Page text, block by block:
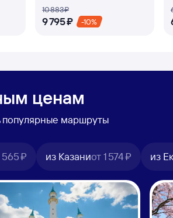
10 ⁠883 ⁠₽
9 ⁠795 ⁠₽ -10%
ценам
популярные маршруты
565 ⁠₽ из Казаниот1 ⁠574 ⁠₽ из